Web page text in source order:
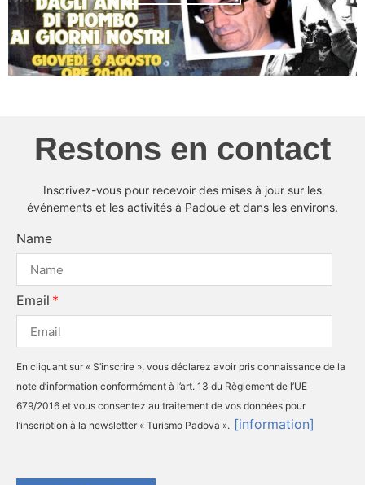
Restons en contact
Inscrivez-vous pour recevoir des mises à jour sur les
événements et les activités à Padoue et dans les environs.
Name
Email
En cliquant sur « S’inscrire », vous déclarez avoir pris connaissance de la
note d’information conformément à l’art. 13 du Règlement de l’UE
679/2016 et vous consentez au traitement de vos données pour
l’inscription à la newsletter « Turismo Padova ». [information]